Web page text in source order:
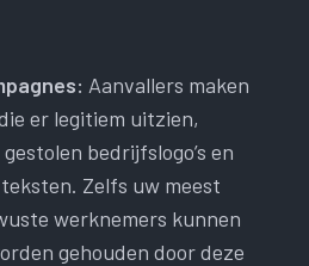
Aanvallers maken
er legitiem uitzien,
bedrijfslogo’s en
Zelfs uw meest
werknemers kunnen
gehouden door deze